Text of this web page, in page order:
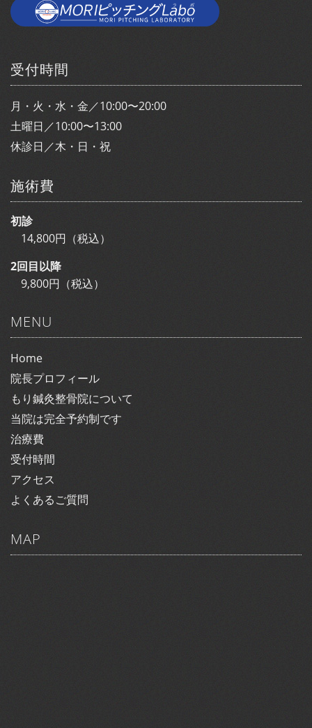
受付時間
月・火・水・金／10:00〜20:00
土曜日／10:00〜13:00
休診日／木・日・祝
施術費
初診
14,800円（税込）
2回目以降
9,800円（税込）
MENU
Home
院長プロフィール
もり鍼灸整骨院について
当院は完全予約制です
治療費
受付時間
アクセス
よくあるご質問
MAP